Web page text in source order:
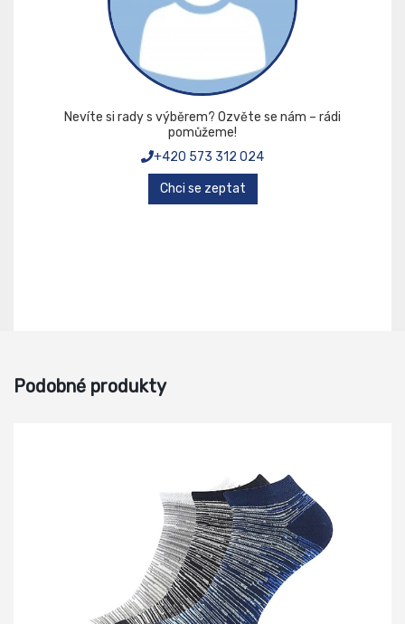
Nevíte si rady s výběrem? Ozvěte se nám – rádi
pomůžeme!
+420 573 312 024
Chci se zeptat
Podobné produkty